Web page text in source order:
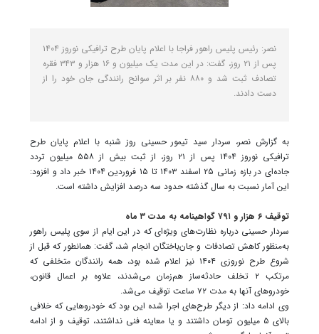
نصر: رئیس پلیس راهور فراجا با اعلام پایان طرح ترافیکی نوروز ۱۴۰۴
پس از ۲۱ روز، گفت: در این مدت یک میلیون و ۱۶ هزار و ۳۴۳ فقره
تصادف ثبت شد و ۸۸۰ نفر بر اثر سوانح رانندگی جان خود را از
دست دادند.
به گزارش نصر، سردار سید تیمور حسینی روز شنبه با اعلام پایان طرح
ترافیکی نوروز ۱۴۰۴ پس از ۲۱ روز، از ثبت بیش از ۵۵۸ میلیون تردد
جاده‌ای در بازه زمانی ۲۵ اسفند ۱۴۰۳ تا ۱۵ فروردین ۱۴۰۴ خبر داد و افزود:
این آمار نسبت به سال گذشته حدود سه درصد افزایش داشته است.
توقیف ۶ هزار و ۷۹۱ گواهینامه به مدت ۳ ماه
سردار حسینی درباره نظارت‌های ویژه‌ای که در این ایام از سوی پلیس راهور
به‌منظور کاهش تصادفات و جان‌باختگان انجام شد، گفت: همانطور که قبل از
شروع طرح نوروزی ۱۴۰۴ نیز اعلام شده بود، همه رانندگان متخلفی که
مرتکب ۲ تخلف حادثه‌ساز هم‌زمان می‌شدند، علاوه بر اعمال قانون،
خودروهای آنها به مدت ۷۲ ساعت توقیف می‌شد.
وی ادامه داد: از دیگر طرح‌های اجرا شده این بود که خودروهایی که خلافی
بالای ۵ میلیون تومان داشتند و یا معاینه فنی نداشتند، توقیف و از ادامه